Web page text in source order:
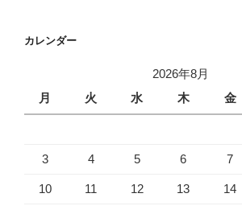
カレンダー
2026年8月
月
火 水 木 金
3 4 5 6 7
10 11 12 13 14